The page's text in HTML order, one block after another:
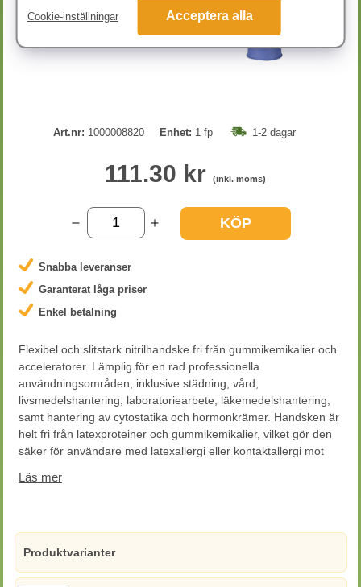
Art.nr: 1000008820 Enhet: 1 fp 1-2 dagar
111.30 kr (inkl. moms)
KÖP
Snabba leveranser
Garanterat låga priser
Enkel betalning
Flexibel och slitstark nitrilhandske fri från gummikemikalier och
acceleratorer. Lämplig för en rad professionella
användningsområden, inklusive städning, vård,
livsmedelshantering, laboratoriearbete, läkemedelshantering,
samt hantering av cytostatika och hormonkrämer. Handsken är
helt fri från latexproteiner och gummikemikalier, vilket gör den
säker för användare med latexallergi eller kontaktallergi mot
Läs mer
Produktvarianter
Cookie-inställningar Acceptera alla